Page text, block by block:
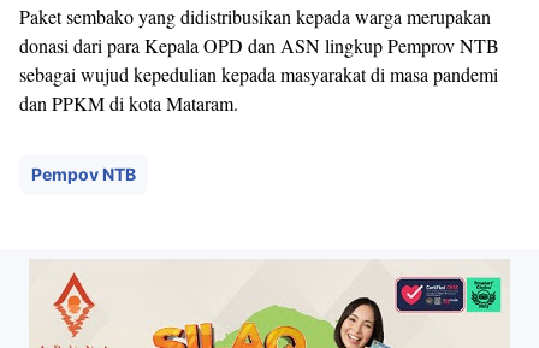
Paket sembako yang didistribusikan kepada warga merupakan
donasi dari para Kepala OPD dan ASN lingkup Pemprov NTB
sebagai wujud kepedulian kepada masyarakat di masa pandemi
dan PPKM di kota Mataram.
Pempov NTB